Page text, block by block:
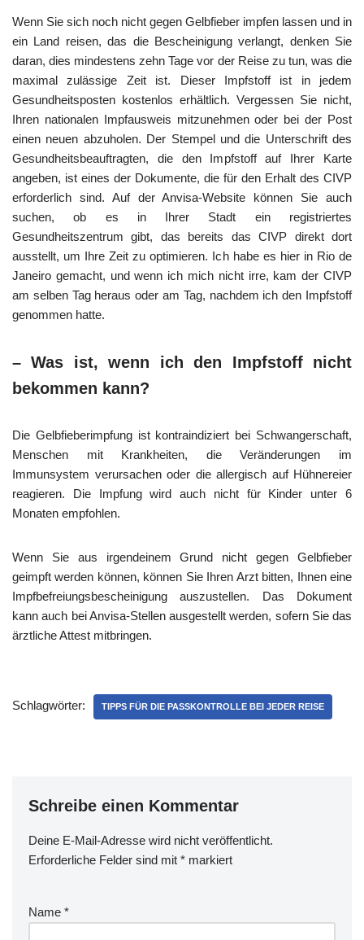
Wenn Sie sich noch nicht gegen Gelbfieber impfen lassen und in
ein Land reisen, das die Bescheinigung verlangt, denken Sie
daran, dies mindestens zehn Tage vor der Reise zu tun, was die
maximal zulässige Zeit ist. Dieser Impfstoff ist in jedem
Gesundheitsposten kostenlos erhältlich. Vergessen Sie nicht,
Ihren nationalen Impfausweis mitzunehmen oder bei der Post
einen neuen abzuholen. Der Stempel und die Unterschrift des
Gesundheitsbeauftragten, die den Impfstoff auf Ihrer Karte
angeben, ist eines der Dokumente, die für den Erhalt des CIVP
erforderlich sind. Auf der Anvisa-Website können Sie auch
suchen, ob es in Ihrer Stadt ein registriertes
Gesundheitszentrum gibt, das bereits das CIVP direkt dort
ausstellt, um Ihre Zeit zu optimieren. Ich habe es hier in Rio de
Janeiro gemacht, und wenn ich mich nicht irre, kam der CIVP
am selben Tag heraus oder am Tag, nachdem ich den Impfstoff
genommen hatte.
– Was ist, wenn ich den Impfstoff nicht
bekommen kann?
Die Gelbfieberimpfung ist kontraindiziert bei Schwangerschaft,
Menschen mit Krankheiten, die Veränderungen im
Immunsystem verursachen oder die allergisch auf Hühnereier
reagieren. Die Impfung wird auch nicht für Kinder unter 6
Monaten empfohlen.
Wenn Sie aus irgendeinem Grund nicht gegen Gelbfieber
geimpft werden können, können Sie Ihren Arzt bitten, Ihnen eine
Impfbefreiungsbescheinigung auszustellen. Das Dokument
kann auch bei Anvisa-Stellen ausgestellt werden, sofern Sie das
ärztliche Attest mitbringen.
Schlagwörter: TIPPS FÜR DIE PASSKONTROLLE BEI JEDER REISE
Schreibe einen Kommentar
Deine E-Mail-Adresse wird nicht veröffentlicht.
Erforderliche Felder sind mit * markiert
Name *